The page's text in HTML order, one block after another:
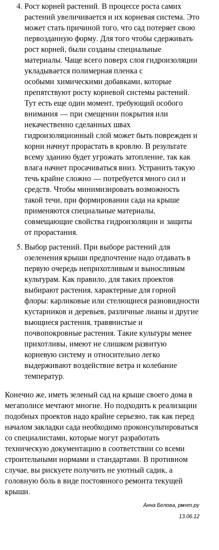
Рост корней растений. В процессе роста самих
растений увеличивается и их корневая система. Это
может стать причиной того, что сад потеряет свою
первозданную форму. Для того чтобы сдерживать
рост корней, были созданы специальные
материалы. Чаще всего поверх слоя гидроизоляции
укладывается полимерная пленка с
особыми химическими добавками, которые
препятствуют росту корневой системы растений.
Тут есть еще один момент, требующий особого
внимания — при смещении покрытия или
некачественно сделанных швах
гидроизоляционный слой может быть поврежден и
корни начнут прорастать в кровлю. В результате
всему зданию будет угрожать затопление, так как
влага начнет просачиваться вниз. Устранить такую
течь крайне сложно — потребуется много сил и
средств. Чтобы минимизировать возможность
такой течи, при формировании сада на крыше
применяются специальные материалы,
совмещающие свойства гидроизоляции и защиты
от прорастания.
Выбор растений. При выборе растений для
озеленения крыши предпочтение надо отдавать в
первую очередь неприхотливым и выносливым
культурам. Как правило, для таких проектов
выбирают растения, характерные для горной
флоры: карликовые или стелющиеся разновидности
кустарников и деревьев, различные лианы и другие
вьющиеся растения, травянистые и
почвопокровные растения. Такие культуры менее
прихотливы, имеют не слишком развитую
корневую систему и относительно легко
выдерживают воздействие ветра и колебание
температур.
Конечно же, иметь зеленый сад на крыше своего дома в
мегаполисе мечтают многие. Но подходить к реализации
подобных проектов надо крайне серьезно, так как перед
началом закладки сада необходимо проконсультироваться
со специалистами, которые могут разработать
техническую документацию в соответствии со всеми
строительными нормами и стандартами. В противном
случае, вы рискуете получить не уютный садик, а
головную боль в виде постоянного ремонта текущей
крыши.
Анна Белова, рмнт.ру
13.06.12